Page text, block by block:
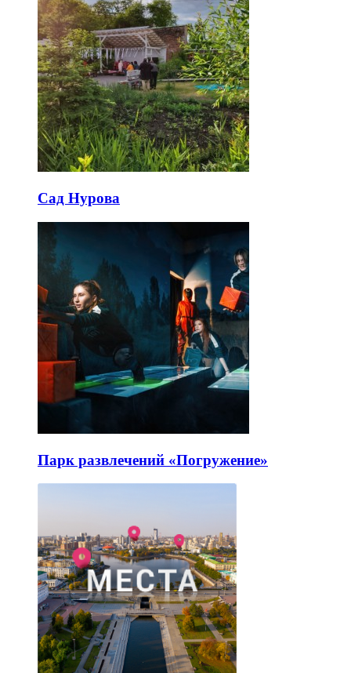
Сад Нурова
Парк развлечений «Погружение»